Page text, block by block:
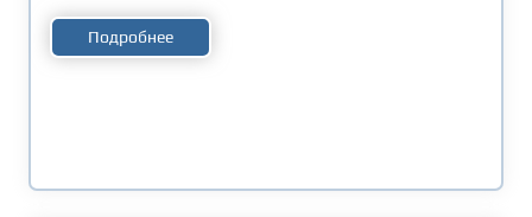
Подробнее